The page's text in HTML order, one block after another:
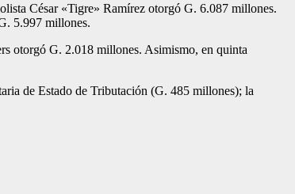
César «Tigre» Ramírez otorgó G. 6.087 millones.
5.997 millones.
otorgó G. 2.018 millones. Asimis­mo, en quinta
de Estado de Tributación (G. 485 mi­llones); la